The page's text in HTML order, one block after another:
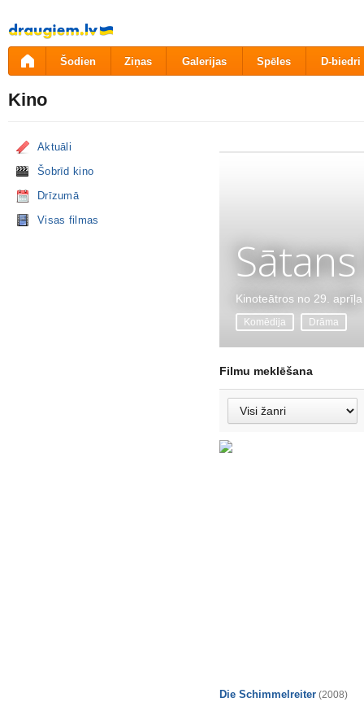
Pāriet
uz
saturu
Šodien Ziņas Galerijas Spēles D-biedri
Kino
Aktuāli
Šobrīd kino
Drīzumā
Visas filmas
Kinoteātros no 29. aprīļa
Komēdija Drāma
Filmu meklēšana
Die Schimmelreiter (2008)